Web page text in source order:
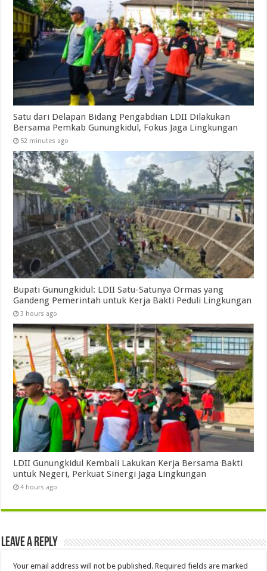
Satu dari Delapan Bidang Pengabdian LDII Dilakukan
Bersama Pemkab Gunungkidul, Fokus Jaga Lingkungan
52 minutes ago
Bupati Gunungkidul: LDII Satu-Satunya Ormas yang
Gandeng Pemerintah untuk Kerja Bakti Peduli Lingkungan
3 hours ago
LDII Gunungkidul Kembali Lakukan Kerja Bersama Bakti
untuk Negeri, Perkuat Sinergi Jaga Lingkungan
4 hours ago
Leave a Reply
Your email address will not be published. Required fields are marked